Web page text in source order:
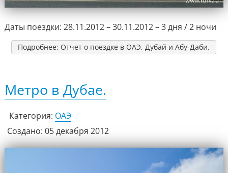
Даты поездки: 28.11.2012 – 30.11.2012 – 3 дня / 2 ночи
Подробнее: Отчет о поездке в ОАЭ, Дубай и Абу-Даби.
Метро в Дубае.
Категория: ОАЭ
Создано: 05 декабря 2012